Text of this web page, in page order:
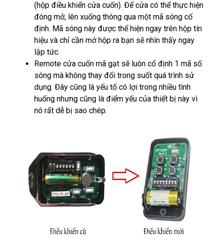
(hộp điều khiển cửa cuốn). Để cửa có thể thực hiện
đóng mở, lên xuống thông qua một mã sóng cố
định. Mã sóng này được thể hiện ngay trên hộp tín
hiệu và chỉ cần mở hộp ra bạn sẽ nhìn thấy ngay
lập tức.
Remote cửa cuốn mã gạt sẽ luôn cố định 1 mã số
sóng mà không thay đổi trong suốt quá trình sử
dụng. Đây cũng là yếu tố có lợi trong nhiều tình
huống nhưng cũng là điểm yếu của thiết bị này vì
nó rất dễ bị sao chép.